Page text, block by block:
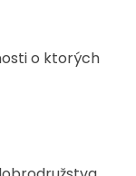
o ktorých